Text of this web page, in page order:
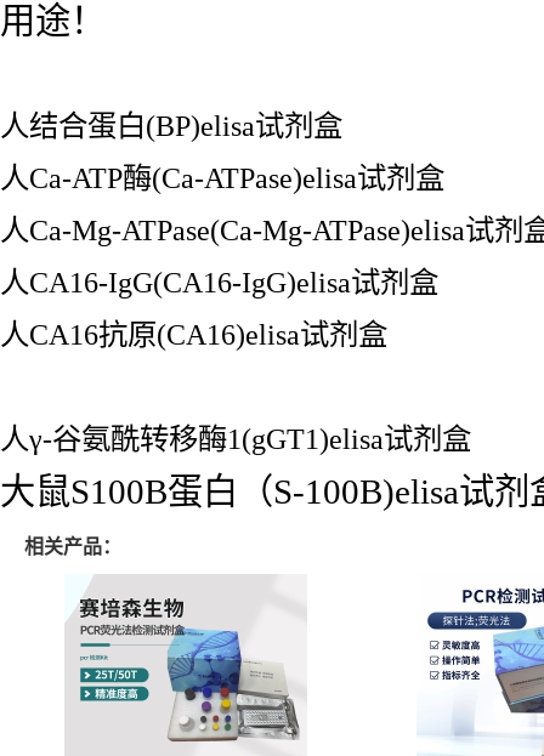
用途！
人结合蛋白(BP)elisa试剂盒
人Ca-ATP酶(Ca-ATPase)elisa试剂盒
人Ca-Mg-ATPase(Ca-Mg-ATPase)elisa试剂
人CA16-IgG(CA16-IgG)elisa试剂盒
人CA16抗原(CA16)elisa试剂盒
人γ-谷氨酰转移酶1(gGT1)elisa试剂盒
大鼠S100B蛋白（S-100B)elisa试剂
相关产品：